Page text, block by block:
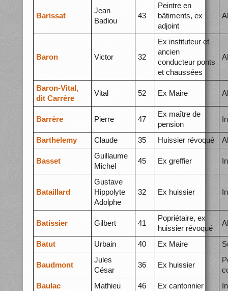
Barissat
Jean
Badiou
43
Peintre en
bâtiments, ex
adjoint
Baron Victor 32
Ex instituteur et
ancien
conducteur ponts
et chaussées
Baron-Vital,
dit Carrère
Vital 52 Ex Maire
Barrère Pierre 47
Ex maître de
pension
Barthelemy Claude 35 Huissier révoqué
Basset
Guillaume
Michel
45 Ex greffier
Bataillard
Gustave
Hippolyte
Adolphe
32 Ex huissier
Batissier Gilbert 41
Popriétaire, ex
huissier révoqué
Batut Urbain 40 Ex Maire
Baudmont
Jules
César
36 Ex huissier
Baulac
Mathieu 46 Ex cantonnier